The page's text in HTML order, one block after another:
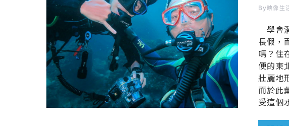
By 映像生
學會
長假，
嗎？住
便的東
壯麗地
而於此
受這個